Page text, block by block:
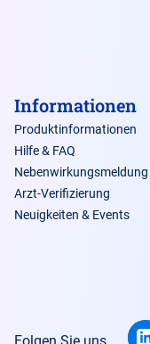
Informationen
Produktinformationen
Hilfe & FAQ
Nebenwirkungsmeldung
Arzt-Verifizierung
Neuigkeiten & Events